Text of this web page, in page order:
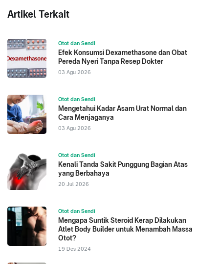
Artikel Terkait
Otot dan Sendi
Efek Konsumsi Dexamethasone dan Obat
Pereda Nyeri Tanpa Resep Dokter
03 Agu 2026
Otot dan Sendi
Mengetahui Kadar Asam Urat Normal dan
Cara Menjaganya
03 Agu 2026
Otot dan Sendi
Kenali Tanda Sakit Punggung Bagian Atas
yang Berbahaya
20 Jul 2026
Otot dan Sendi
Mengapa Suntik Steroid Kerap Dilakukan
Atlet Body Builder untuk Menambah Massa
Otot?
19 Des 2024